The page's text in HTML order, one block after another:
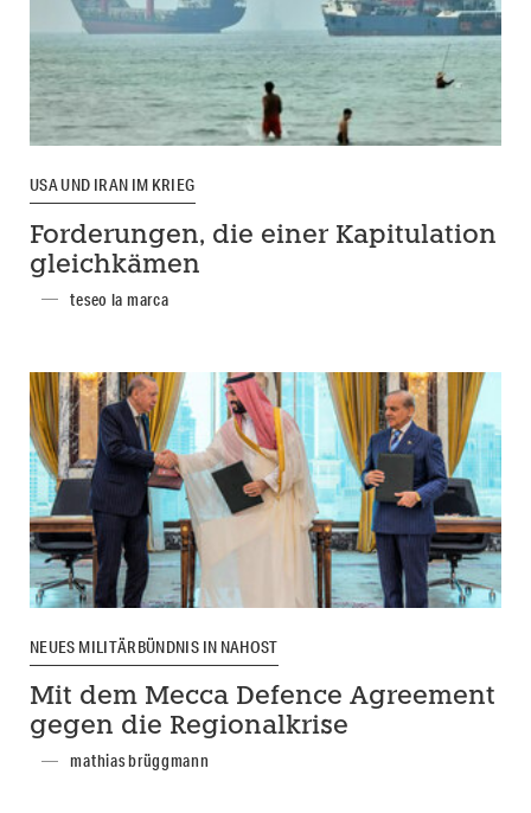
USA UND IRAN IM KRIEG
Forderungen, die einer Kapitulation
gleichkämen
teseo la marca
NEUES MILITÄRBÜNDNIS IN NAHOST
Mit dem Mecca Defence Agreement
gegen die Regionalkrise
mathias brüggmann